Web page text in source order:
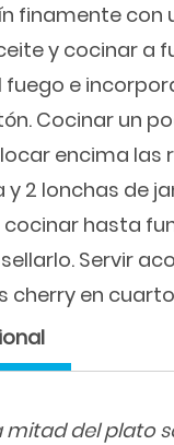
finamente con
y cocinar a
e
Cocinar un
encima las
2 lonchas de
hasta
Servir
cherry en
mitad del plato